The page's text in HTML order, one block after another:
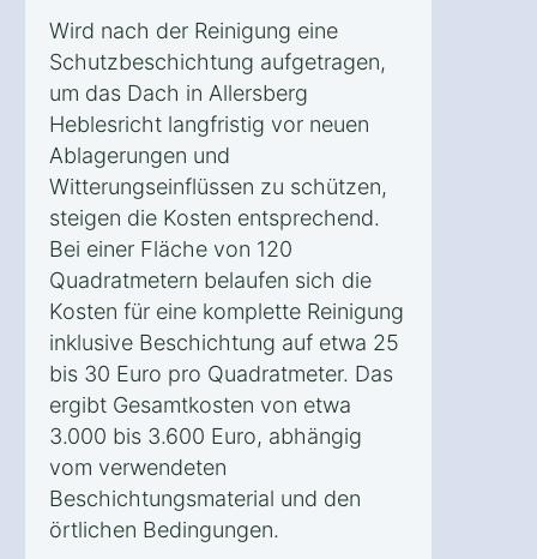
Wird nach der Reinigung eine
Schutzbeschichtung aufgetragen,
um das Dach in Allersberg
Heblesricht langfristig vor neuen
Ablagerungen und
Witterungseinflüssen zu schützen,
steigen die Kosten entsprechend.
Bei einer Fläche von 120
Quadratmetern belaufen sich die
Kosten für eine komplette Reinigung
inklusive Beschichtung auf etwa 25
bis 30 Euro pro Quadratmeter. Das
ergibt Gesamtkosten von etwa
3.000 bis 3.600 Euro, abhängig
vom verwendeten
Beschichtungsmaterial und den
örtlichen Bedingungen.